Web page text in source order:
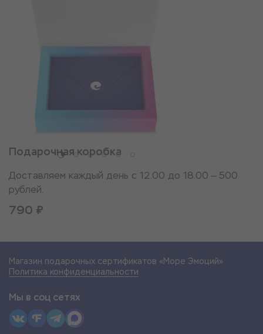
Подарочная коробка
Доставляем каждый день с 12.00 до 18.00 — 500
рублей.
790 ₽
Магазин подарочных сертификатов «Море Эмоций»
Политика конфиденциальности
Мы в соц сетях